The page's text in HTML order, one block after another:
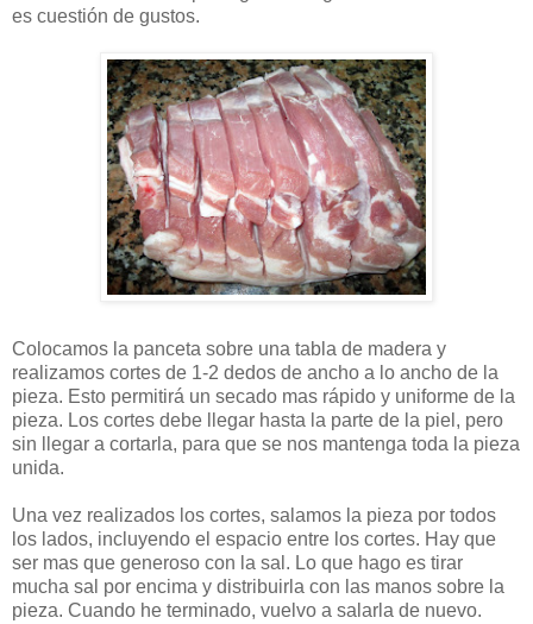
es cuestión de gustos.
Colocamos la panceta sobre una tabla de madera y
realizamos cortes de 1-2 dedos de ancho a lo ancho de la
pieza. Esto permitirá un secado mas rápido y uniforme de la
pieza. Los cortes debe llegar hasta la parte de la piel, pero
sin llegar a cortarla, para que se nos mantenga toda la pieza
unida.
Una vez realizados los cortes, salamos la pieza por todos
los lados, incluyendo el espacio entre los cortes. Hay que
ser mas que generoso con la sal. Lo que hago es tirar
mucha sal por encima y distribuirla con las manos sobre la
pieza. Cuando he terminado, vuelvo a salarla de nuevo.